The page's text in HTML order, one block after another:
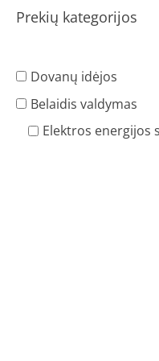
Prekių kategorijos
Dovanų idėjos
Belaidis valdymas
Elektros energijos